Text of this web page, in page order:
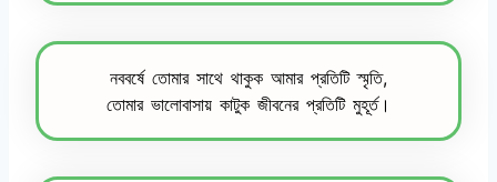
নববর্ষে তোমার সাথে থাকুক আমার প্রতিটি স্মৃতি,
তোমার ভালোবাসায় কাটুক জীবনের প্রতিটি মুহূর্ত।